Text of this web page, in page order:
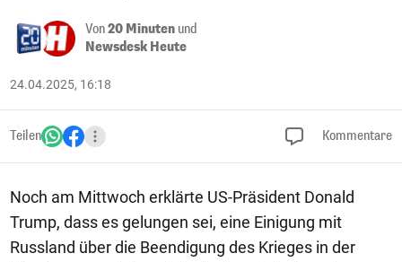
Von20 Minuten und
Newsdesk Heute
24.04.2025, 16:18
Teilen Kommentare
Noch am Mittwoch erklärte US-Präsident Donald
Trump, dass es gelungen sei, eine Einigung mit
Russland über die Beendigung des Krieges in der